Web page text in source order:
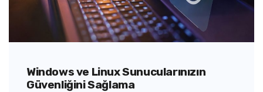
Windows ve Linux Sunucularınızın
Güvenliğini Sağlama